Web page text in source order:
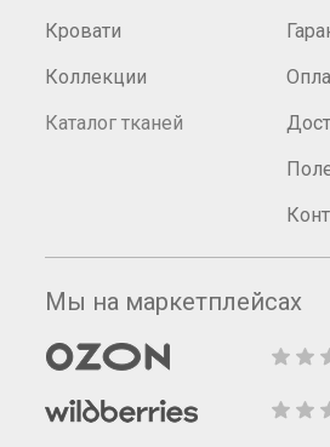
Кровати
Коллекции
Каталог тканей
Мы на маркетплейсах